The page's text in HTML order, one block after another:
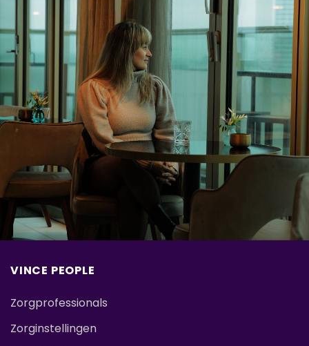
VINCE PEOPLE
Zorgprofessionals
Zorginstellingen